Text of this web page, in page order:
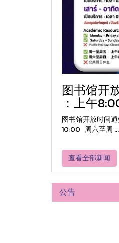
图书馆开
：上午
图书馆开放时间
10:00 周六至周 ...
查看全部新闻
公告